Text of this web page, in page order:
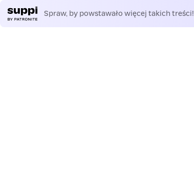
Spraw, by powstawało więcej takich treści!